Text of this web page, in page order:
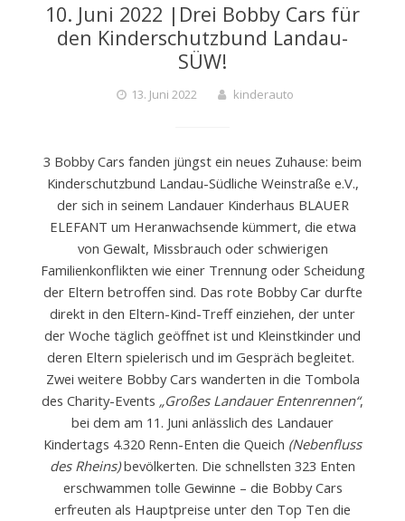
10. Juni 2022 |Drei Bobby Cars für
den Kinderschutzbund Landau-
SÜW!
13. Juni 2022 kinderauto
3 Bobby Cars fanden jüngst ein neues Zuhause: beim
Kinderschutzbund Landau-Südliche Weinstraße e.V.,
der sich in seinem Landauer Kinderhaus BLAUER
ELEFANT um Heranwachsende kümmert, die etwa
von Gewalt, Missbrauch oder schwierigen
Familienkonflikten wie einer Trennung oder Scheidung
der Eltern betroffen sind. Das rote Bobby Car durfte
direkt in den Eltern-Kind-Treff einziehen, der unter
der Woche täglich geöffnet ist und Kleinstkinder und
deren Eltern spielerisch und im Gespräch begleitet.
Zwei weitere Bobby Cars wanderten in die Tombola
des Charity-Events „Großes Landauer Entenrennen“,
bei dem am 11. Juni anlässlich des Landauer
Kindertags 4.320 Renn-Enten die Queich (Nebenfluss
des Rheins)bevölkerten. Die schnellsten 323 Enten
erschwammen tolle Gewinne – die Bobby Cars
erfreuten als Hauptpreise unter den Top Ten die